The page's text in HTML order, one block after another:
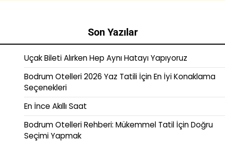
Son Yazılar
Uçak Bileti Alırken Hep Aynı Hatayı Yapıyoruz
Bodrum Otelleri 2026 Yaz Tatili İçin En İyi Konaklama
Seçenekleri
En İnce Akıllı Saat
Bodrum Otelleri Rehberi: Mükemmel Tatil İçin Doğru
Seçimi Yapmak